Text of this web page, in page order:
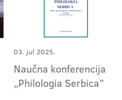
03. jul 2025.
Naučna konferencija
„Philologia Serbica”